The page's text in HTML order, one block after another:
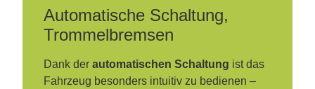
Automatische Schaltung,
Trommelbremsen
Dank derautomatischen Schaltung ist das
Fahrzeug besonders intuitiv zu bedienen –